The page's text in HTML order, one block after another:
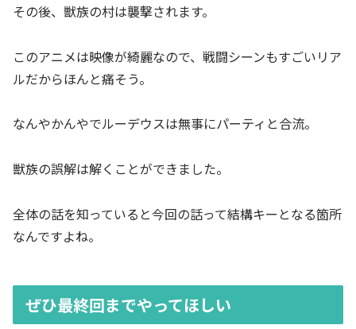
その後、獣族の村は襲撃されます。
このアニメは映像が綺麗なので、戦闘シーンもすごいリア
ルだからほんと痛そう。
なんやかんやでルーデウスは無事にパーティと合流。
獣族の誤解は解くことができました。
全体の話を知っていると今回の話って結構キーとなる箇所
なんですよね。
ぜひ最終回までやってほしい